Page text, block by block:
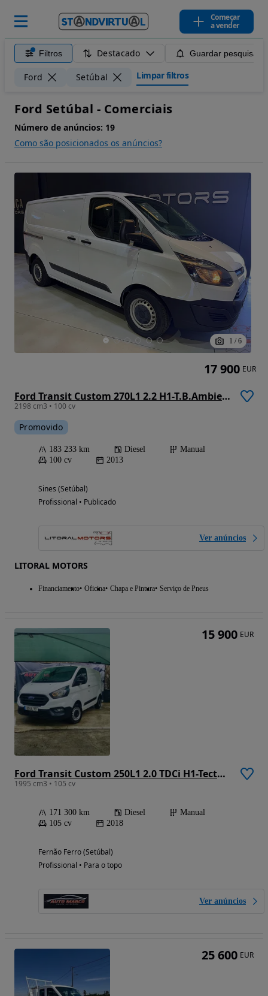
Começar
a vender
Filtros Destacado Guardar pesquisa
Ford Setúbal Limpar filtros
Ford Setúbal - Comerciais
Número de anúncios: 19
Como são posicionados os anúncios?
1 / 6
Ford Transit Custom 270L1 2.2 H1-T.B.Ambiente
2198 cm3 • 100 cv
Promovido
183 233 km Diesel
Manual
100 cv
2013
Sines (Setúbal)
Profissional • Publicado
Ver anúncios
LITORAL MOTORS
Financiamento Oficina Chapa e Pintura Serviço de Pneus
17 900 EUR
Ford Transit Custom 250L1 2.0 TDCi H1-Tecto Baixo Ambiente
1995 cm3 • 105 cv
171 300 km Diesel
Manual
105 cv
2018
Fernão Ferro (Setúbal)
Profissional • Para o topo
Ver anúncios
15 900 EUR
25 600 EUR